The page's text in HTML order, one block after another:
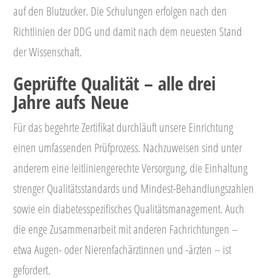
auf den Blutzucker. Die Schulungen erfolgen nach den
Richtlinien der DDG und damit nach dem neuesten Stand
der Wissenschaft.
Geprüfte Qualität – alle drei
Jahre aufs Neue
Für das begehrte Zertifikat durchläuft unsere Einrichtung
einen umfassenden Prüfprozess. Nachzuweisen sind unter
anderem eine leitliniengerechte Versorgung, die Einhaltung
strenger Qualitätsstandards und Mindest-Behandlungszahlen
sowie ein diabetesspezifisches Qualitätsmanagement. Auch
die enge Zusammenarbeit mit anderen Fachrichtungen –
etwa Augen- oder Nierenfachärztinnen und -ärzten – ist
gefordert.